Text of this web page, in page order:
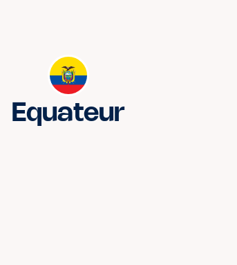
Equateur